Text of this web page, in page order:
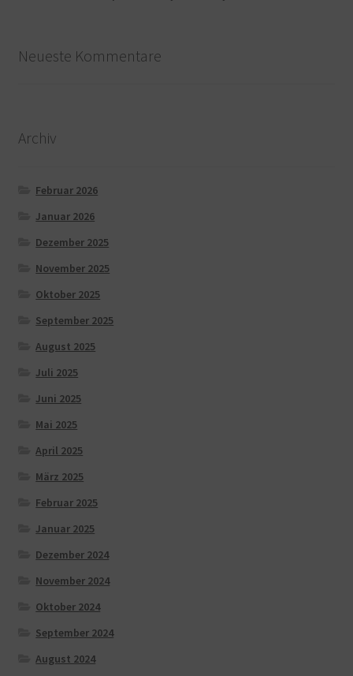
Neueste Kommentare
Archiv
Februar 2026
Januar 2026
Dezember 2025
November 2025
Oktober 2025
September 2025
August 2025
Juli 2025
Juni 2025
Mai 2025
April 2025
März 2025
Februar 2025
Januar 2025
Dezember 2024
November 2024
Oktober 2024
September 2024
August 2024